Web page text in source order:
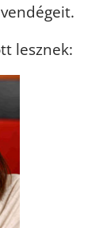
lesznek: